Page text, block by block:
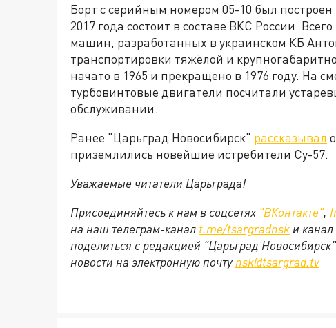
Борт с серийным номером 05-10 был
2017 года состоит в составе ВКС России.
машин, разработанных в украинском КБ
транспортировки тяжёлой и
начато в 1965 и прекращено в 1976 году. На
турбовинтовые двигатели посчитали
обслуживании.
Ранее "Царьград Новосибирск" рассказывал
приземлились новейшие истребители Су-57.
Уважаемые читатели Царьграда!
Присоединяйтесь к нам в соцсетях "ВКонтакте",
на наш телеграм-канал t.me/tsargradnsk и канал
поделиться с редакцией "Царьград
новости на электронную почту nsk@tsargrad.tv